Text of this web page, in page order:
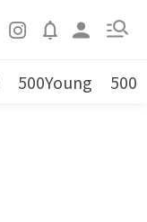
500Young 500